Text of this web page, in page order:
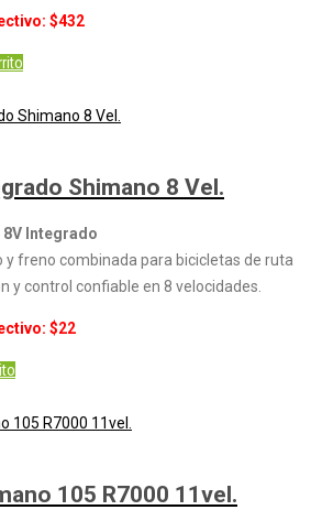
$432
Shimano 8 Vel.
Integrado
y freno combinada para bicicletas de ruta
y control confiable en 8 velocidades.
$22
105 R7000 11vel.